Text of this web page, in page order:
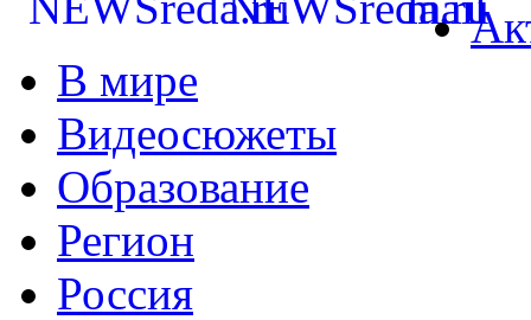
В мире
Видеосюжеты
Образование
Регион
Россия